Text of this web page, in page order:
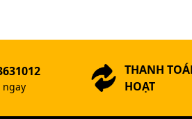
THANH
HOẠT